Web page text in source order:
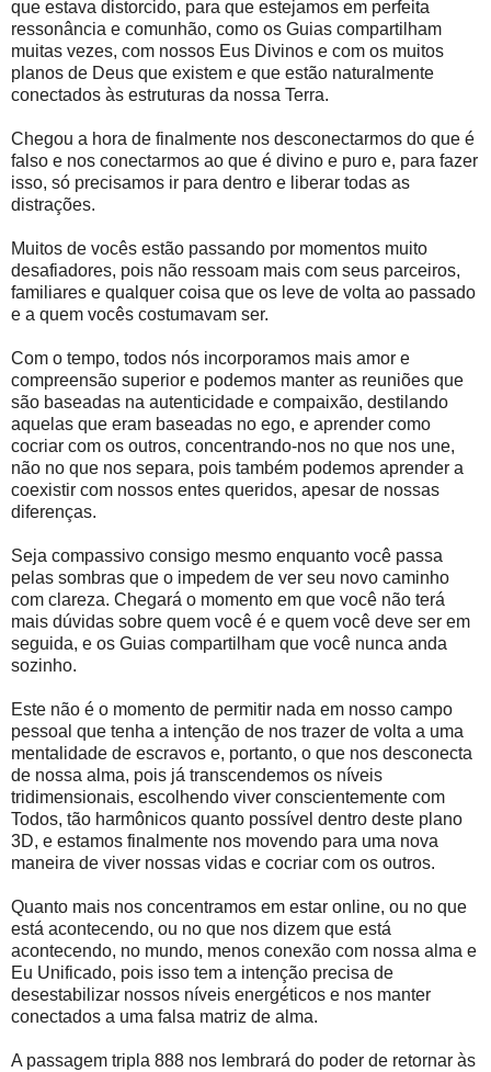
que estava distorcido, para que estejamos em perfeita
ressonância e comunhão, como os Guias compartilham
muitas vezes, com nossos Eus Divinos e com os muitos
planos de Deus que existem e que estão naturalmente
conectados às estruturas da nossa Terra.
Chegou a hora de finalmente nos desconectarmos do que é
falso e nos conectarmos ao que é divino e puro e, para fazer
isso, só precisamos ir para dentro e liberar todas as
distrações.
Muitos de vocês estão passando por momentos muito
desafiadores, pois não ressoam mais com seus parceiros,
familiares e qualquer coisa que os leve de volta ao passado
e a quem vocês costumavam ser.
Com o tempo, todos nós incorporamos mais amor e
compreensão superior e podemos manter as reuniões que
são baseadas na autenticidade e compaixão, destilando
aquelas que eram baseadas no ego, e aprender como
cocriar com os outros, concentrando-nos no que nos une,
não no que nos separa, pois também podemos aprender a
coexistir com nossos entes queridos, apesar de nossas
diferenças.
Seja compassivo consigo mesmo enquanto você passa
pelas sombras que o impedem de ver seu novo caminho
com clareza. Chegará o momento em que você não terá
mais dúvidas sobre quem você é e quem você deve ser em
seguida, e os Guias compartilham que você nunca anda
sozinho.
Este não é o momento de permitir nada em nosso campo
pessoal que tenha a intenção de nos trazer de volta a uma
mentalidade de escravos e, portanto, o que nos desconecta
de nossa alma, pois já transcendemos os níveis
tridimensionais, escolhendo viver conscientemente com
Todos, tão harmônicos quanto possível dentro deste plano
3D, e estamos finalmente nos movendo para uma nova
maneira de viver nossas vidas e cocriar com os outros.
Quanto mais nos concentramos em estar online, ou no que
está acontecendo, ou no que nos dizem que está
acontecendo, no mundo, menos conexão com nossa alma e
Eu Unificado, pois isso tem a intenção precisa de
desestabilizar nossos níveis energéticos e nos manter
conectados a uma falsa matriz de alma.
A passagem tripla 888 nos lembrará do poder de retornar às